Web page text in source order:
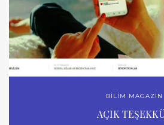
BİLİM MAGAZİN
AÇIK